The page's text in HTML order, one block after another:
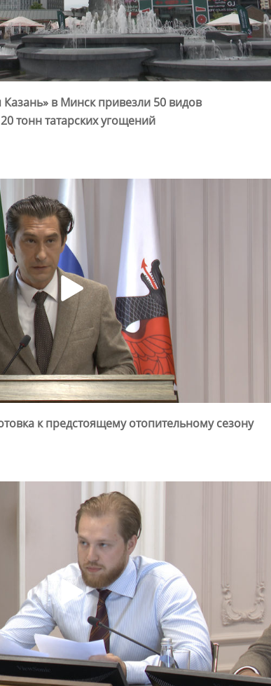
Казань» в Минск привезли 50 видов
тонн татарских угощений
к предстоящему отопительному сезону